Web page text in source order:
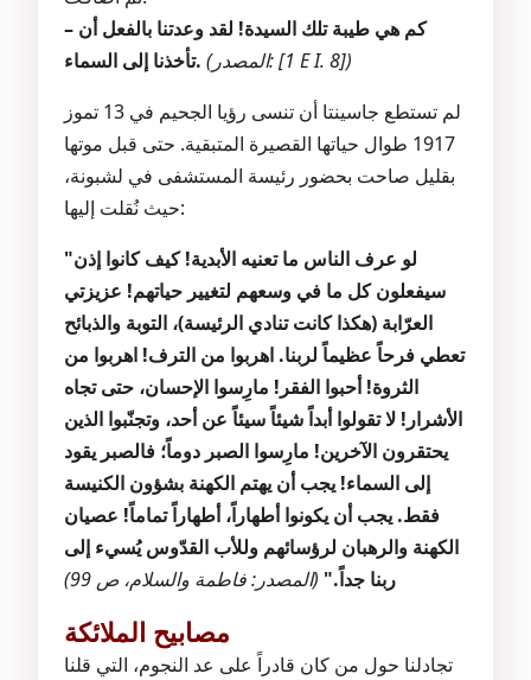
– كم هي طيبة تلك السيدة! لقد وعدتنا بالفعل أن
تأخذنا إلى السماء.
(المصدر: [1 E I. 8])
لم تستطع جاسينتا أن تنسى رؤيا الجحيم في 13 تموز
1917 طوال حياتها القصيرة المتبقية. حتى قبل موتها
بقليل صاحت بحضور رئيسة المستشفى في لشبونة،
حيث نُقلت إليها:
"لو عرف الناس ما تعنيه الأبدية! كيف كانوا إذن
سيفعلون كل ما في وسعهم لتغيير حياتهم! عزيزتي
العرّابة (هكذا كانت تنادي الرئيسة)، التوبة والذبائح
تعطي فرحاً عظيماً لربنا. اهربوا من الترف! اهربوا من
الثروة! أحبوا الفقر! مارِسوا الإحسان، حتى تجاه
الأشرار! لا تقولوا أبداً شيئاً سيئاً عن أحد، وتجنّبوا الذين
يحتقرون الآخرين! مارِسوا الصبر دوماً؛ فالصبر يقود
إلى السماء! يجب أن يهتم الكهنة بشؤون الكنيسة
فقط. يجب أن يكونوا أطهاراً، أطهاراً تماماً! عصيان
الكهنة والرهبان لرؤسائهم وللأب القدّوس يُسيء إلى
ربنا جداً." (المصدر: فاطمة والسلام، ص 99)
مصابيح الملائكة
تجادلنا حول من كان قادراً على عد النجوم، التي قلنا